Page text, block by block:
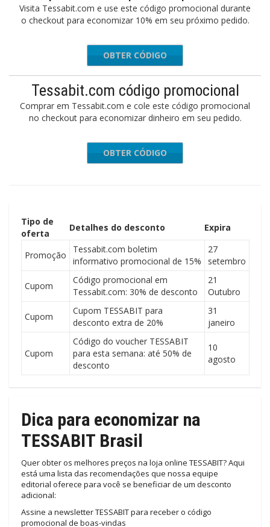
Visita Tessabit.com e use este código promocional durante
o checkout para economizar 10% em seu próximo pedido.
TES10
OBTER CÓDIGO
Tessabit.com código promocional
Comprar em Tessabit.com e cole este código promocional
no checkout para economizar dinheiro em seu pedido.
inaF25B
OBTER CÓDIGO
Tipo de
oferta
Detalhes do desconto Expira
Promoção
Tessabit.com boletim
informativo promocional de 15%
27
setembro
Cupom
Código promocional em
Tessabit.com: 30% de desconto
21
Outubro
Cupom
Cupom TESSABIT para
desconto extra de 20%
31
janeiro
Cupom
Código do voucher TESSABIT
para esta semana: até 50% de
desconto
10
agosto
Dica para economizar na
TESSABIT Brasil
Quer obter os melhores preços na loja online TESSABIT? Aqui
está uma lista das recomendações que nossa equipe
editorial oferece para você se beneficiar de um desconto
adicional:
Assine a newsletter TESSABIT para receber o código
promocional de boas-vindas